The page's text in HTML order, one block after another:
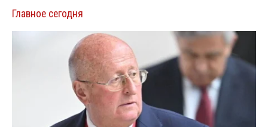
Главное сегодня